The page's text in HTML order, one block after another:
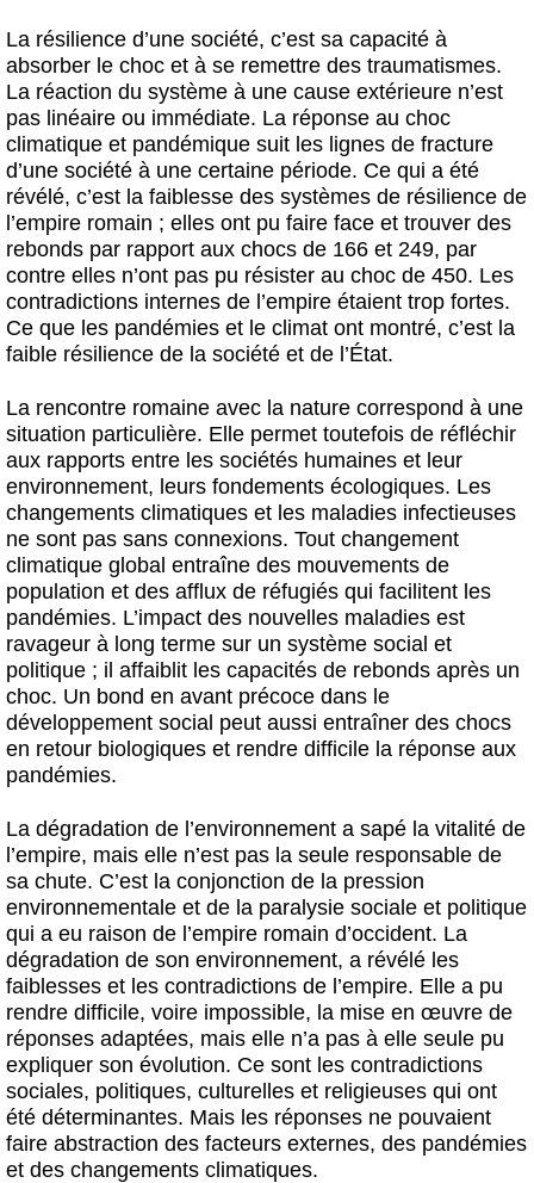
La résilience d’une société, c’est sa capacité à
absorber le choc et à se remettre des traumatismes.
La réaction du système à une cause extérieure n’est
pas linéaire ou immédiate. La réponse au choc
climatique et pandémique suit les lignes de fracture
d’une société à une certaine période. Ce qui a été
révélé, c’est la faiblesse des systèmes de résilience de
l’empire romain ; elles ont pu faire face et trouver des
rebonds par rapport aux chocs de 166 et 249, par
contre elles n’ont pas pu résister au choc de 450. Les
contradictions internes de l’empire étaient trop fortes.
Ce que les pandémies et le climat ont montré, c’est la
faible résilience de la société et de l’État.
La rencontre romaine avec la nature correspond à une
situation particulière. Elle permet toutefois de réfléchir
aux rapports entre les sociétés humaines et leur
environnement, leurs fondements écologiques. Les
changements climatiques et les maladies infectieuses
ne sont pas sans connexions. Tout changement
climatique global entraîne des mouvements de
population et des afflux de réfugiés qui facilitent les
pandémies. L’impact des nouvelles maladies est
ravageur à long terme sur un système social et
politique ; il affaiblit les capacités de rebonds après un
choc. Un bond en avant précoce dans le
développement social peut aussi entraîner des chocs
en retour biologiques et rendre difficile la réponse aux
pandémies.
La dégradation de l’environnement a sapé la vitalité de
l’empire, mais elle n’est pas la seule responsable de
sa chute. C’est la conjonction de la pression
environnementale et de la paralysie sociale et politique
qui a eu raison de l’empire romain d’occident. La
dégradation de son environnement, a révélé les
faiblesses et les contradictions de l’empire. Elle a pu
rendre difficile, voire impossible, la mise en œuvre de
réponses adaptées, mais elle n’a pas à elle seule pu
expliquer son évolution. Ce sont les contradictions
sociales, politiques, culturelles et religieuses qui ont
été déterminantes. Mais les réponses ne pouvaient
faire abstraction des facteurs externes, des pandémies
et des changements climatiques.